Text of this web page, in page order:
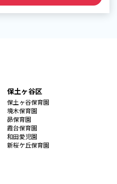
保土ヶ谷区
保土ヶ谷保育園
境木保育園
昴保育園
霞台保育園
和田愛児園
新桜ケ丘保育園